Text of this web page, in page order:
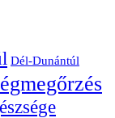
Dél-Dunántúl